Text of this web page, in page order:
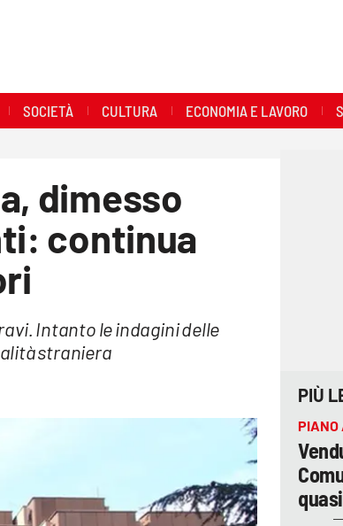
SOCIETÀ CULTURA ECONOMIA E LAVORO
dimesso
continua
Intanto le indagini delle
straniera
PIÙ
PIANO